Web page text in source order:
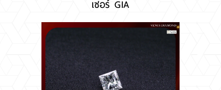
สินค้าประมูล
เซอร์ GIA